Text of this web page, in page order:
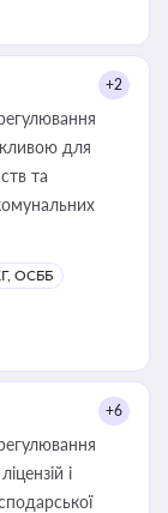
+2
для
та
ОСББ
+6
і